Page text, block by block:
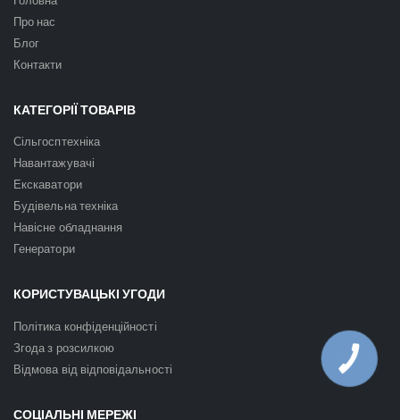
Про нас
Блог
Контакти
КАТЕГОРІЇ ТОВАРІВ
Сільгосптехніка
Навантажувачі
Екскаватори
Будівельна техніка
Навісне обладнання
Генератори
КОРИСТУВАЦЬКІ УГОДИ
Політика конфіденційності
Згода з розсилкою
Відмова від відповідальності
СОЦІАЛЬНІ МЕРЕЖІ
КНОПКА
ЗВ'ЯЗКУ